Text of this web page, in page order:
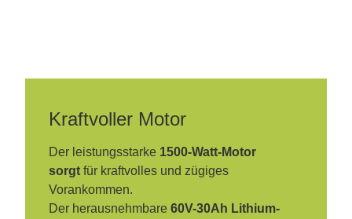
Kraftvoller Motor
Der leistungsstarke 1500-Watt-Motor
sorgt für kraftvolles und zügiges
Vorankommen.
Der herausnehmbare60V-30Ah Lithium-